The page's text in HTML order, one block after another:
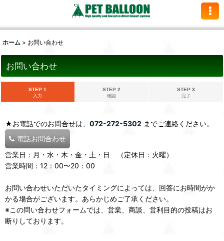
ホーム > お問い合わせ
お問い合わせ
STEP 1
入力
STEP 2
確認
STEP 3
完了
★お電話でのお問合せは、 072-272-5302 までご連絡ください。
電話お問合わせ
営業日：月・水・木・金・土・日 （定休日：火曜）
営業時間：12：00〜20：00
お問い合わせいただいたタイミングによっては、回答にお時間がか
かる場合がございます。あらかじめご了承ください。
※この問い合わせフォームでは、営業、商談、営利目的の投稿はお
断りしております。